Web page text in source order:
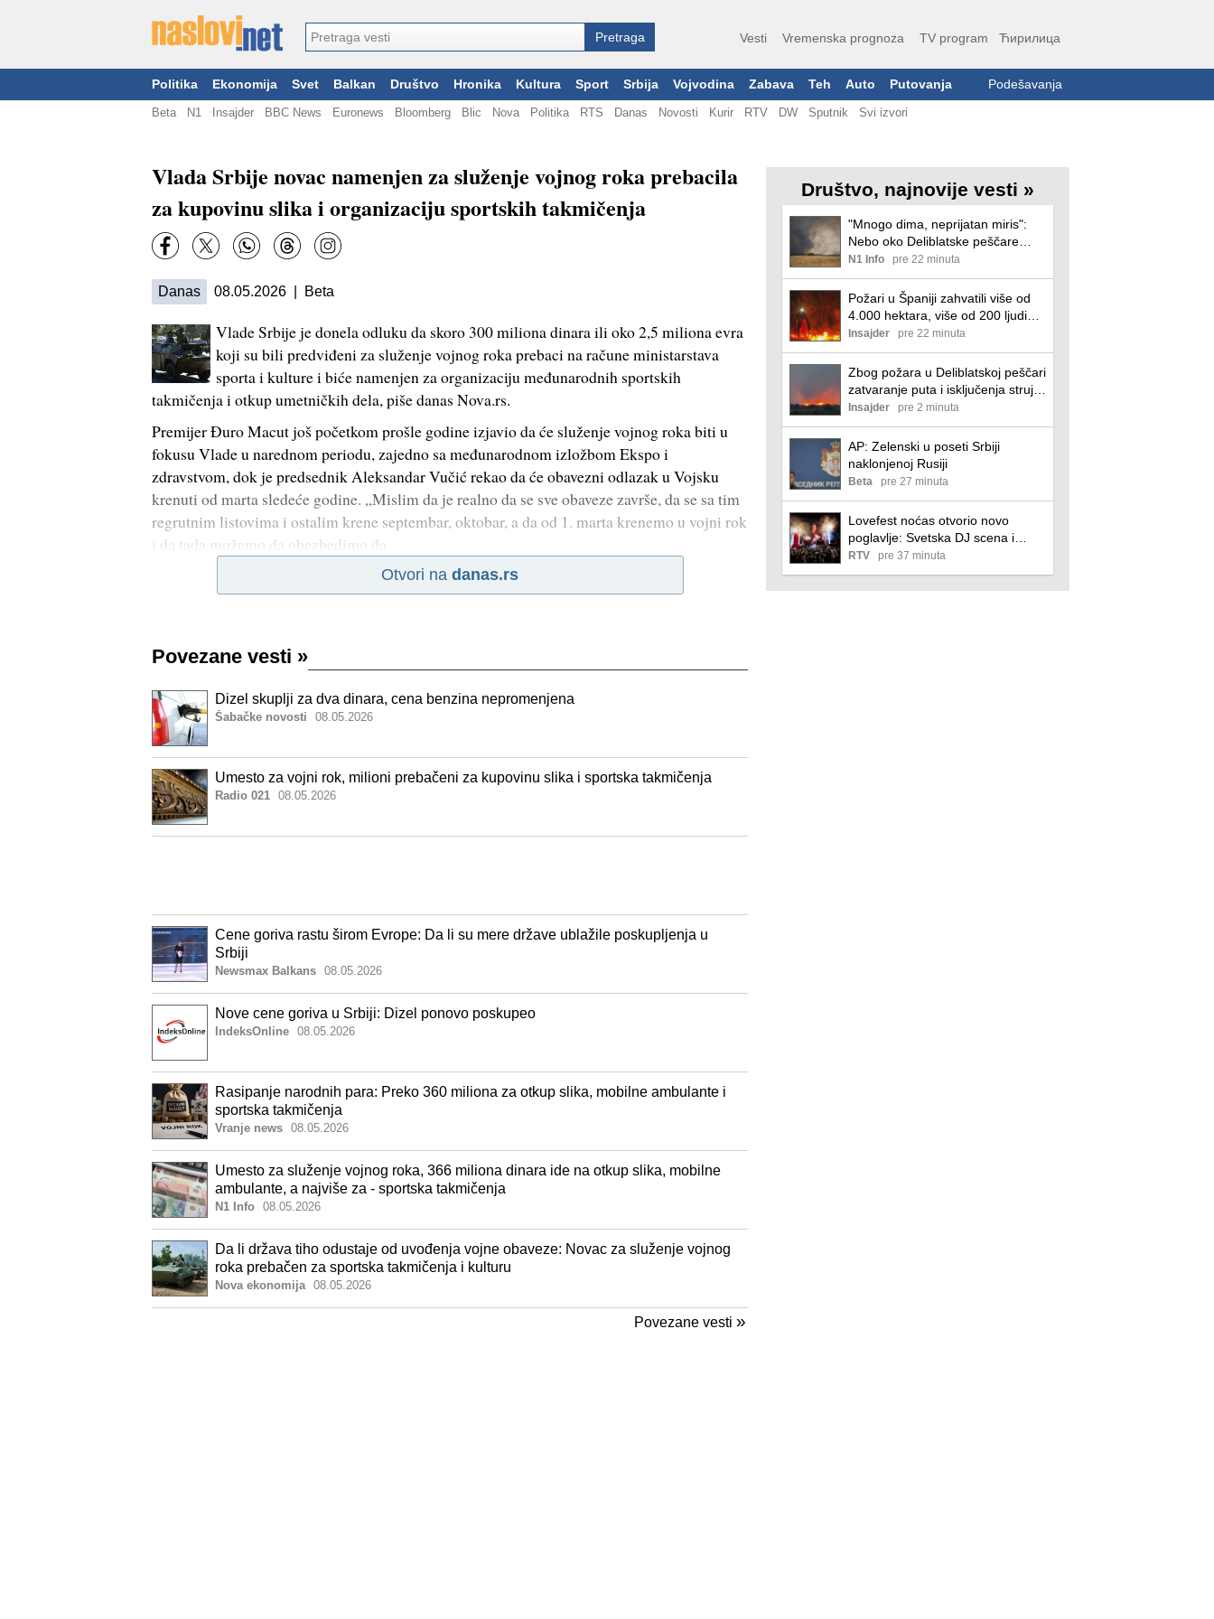
Vesti Vremenska prognoza TV program Ћирилица
Politika Ekonomija Svet Balkan Društvo Hronika Kultura Sport Srbija Vojvodina Zabava Teh Auto Putovanja Podešavanja
Beta N1 Insajder BBC News Euronews Bloomberg Blic Nova Politika RTS Danas Novosti Kurir RTV DW Sputnik Svi izvori
Vlada Srbije novac namenjen za služenje vojnog roka prebacila
za kupovinu slika i organizaciju sportskih takmičenja
Danas 08.05.2026 | Beta
Vlade Srbije je donela odluku da skoro 300 miliona dinara ili oko 2,5 miliona evra
koji su bili predviđeni za služenje vojnog roka prebaci na račune ministarstava
sporta i kulture i biće namenjen za organizaciju međunarodnih sportskih
takmičenja i otkup umetničkih dela, piše danas Nova.rs.
Premijer Đuro Macut još početkom prošle godine izjavio da će služenje vojnog roka biti u
fokusu Vlade u narednom periodu, zajedno sa međunarodnom izložbom Ekspo i
zdravstvom, dok je predsednik Aleksandar Vučić rekao da će obavezni odlazak u Vojsku
krenuti od marta sledeće godine. „Mislim da je realno da se sve obaveze završe, da se sa tim
regrutnim listovima i ostalim krene septembar, oktobar, a da od 1. marta krenemo u vojni rok
i da tada možemo da obezbedimo da
Otvori na danas.rs
Povezane vesti »
Dizel skuplji za dva dinara, cena benzina nepromenjena
Šabačke novosti 08.05.2026
Umesto za vojni rok, milioni prebačeni za kupovinu slika i sportska takmičenja
Radio 021 08.05.2026
Cene goriva rastu širom Evrope: Da li su mere države ublažile poskupljenja u
Srbiji
Newsmax Balkans 08.05.2026
Nove cene goriva u Srbiji: Dizel ponovo poskupeo
IndeksOnline 08.05.2026
Rasipanje narodnih para: Preko 360 miliona za otkup slika, mobilne ambulante i
sportska takmičenja
Vranje news 08.05.2026
Umesto za služenje vojnog roka, 366 miliona dinara ide na otkup slika, mobilne
ambulante, a najviše za - sportska takmičenja
N1 Info 08.05.2026
Da li država tiho odustaje od uvođenja vojne obaveze: Novac za služenje vojnog
roka prebačen za sportska takmičenja i kulturu
Nova ekonomija 08.05.2026
Povezane vesti »
Društvo, najnovije vesti »
"Mnogo dima, neprijatan miris":
Nebo oko Deliblatske peščare
skroz sivo - požari i dalje bukte
N1 Info pre 22 minuta
Požari u Španiji zahvatili više od
4.000 hektara, više od 200 ljudi
evakuisano u Kasteljonu i Uelvi
Insajder pre 22 minuta
Zbog požara u Deliblatskoj peščari
zatvaranje puta i isključenja struje,
helikopteri MUP-a juče izbacili 270
tona vode
Insajder pre 2 minuta
AP: Zelenski u poseti Srbiji
naklonjenoj Rusiji
Beta pre 27 minuta
Lovefest noćas otvorio novo
poglavlje: Svetska DJ scena i
večeras u Vrnjačkoj Banji
RTV pre 37 minuta